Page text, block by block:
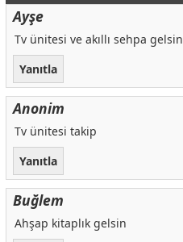
Ayşe
Tv ünitesi ve akıllı sehpa gelsin
Yanıtla
Anonim
Tv ünitesi takip
Yanıtla
Buğlem
Ahşap kitaplık gelsin